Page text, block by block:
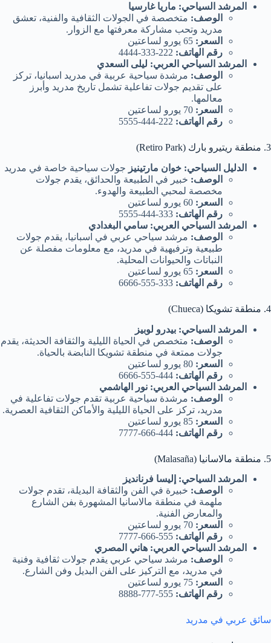
المرشد السياحي: ماريا غارسيا
الوصف: متخصصة في الجولات الثقافية والفنية، تعشق
مدريد وتحب مشاركة معرفتها مع الزوار.
السعر:
رقم الهاتف:
المرشد السياحي العربي: ليلى السعدي
الوصف: مرشدة سياحية عربية في مدريد اسبانيا، تركز
على تقديم جولات تفاعلية تشمل تاريخ مدريد وأبرز
معالمها.
السعر:
رقم الهاتف:
3. منطقة ريتيرو بارك (Retiro Park)
الدليل السياحي: خوان مارتينيز جولات سياحية خاصة في مدريد
الوصف: خبير في الطبيعة والحدائق، يقدم جولات
مخصصة لمحبي الطبيعة والهدوء.
السعر:
رقم الهاتف:
المرشد السياحي العربي: سامي البغدادي
الوصف: مرشد سياحي عربي في اسبانيا، يقدم جولات
طبيعية وترفيهية في مدريد، مع معلومات مفصلة عن
النباتات والحيوانات المحلية.
السعر:
رقم الهاتف:
4. منطقة تشويكا (Chueca)
المرشد السياحي: بيدرو لوبيز
الوصف: متخصص في الحياة الليلية والثقافة الحديثة، يقدم
جولات ممتعة في منطقة تشويكا النابضة بالحياة.
السعر:
رقم الهاتف:
المرشد السياحي العربي: نور الهاشمي
الوصف: مرشدة سياحية عربية تقدم جولات تفاعلية في
مدريد، تركز على الحياة الليلية والأماكن الثقافية العصرية.
السعر:
رقم الهاتف:
5. منطقة مالاسانيا (Malasaña)
المرشد السياحي: إليسا فرنانديز
الوصف: خبيرة في الفن والثقافة البديلة، تقدم جولات
ملهمة في منطقة مالاسانيا المشهورة بفن الشارع
والمعارض الفنية.
السعر:
رقم الهاتف:
المرشد السياحي العربي: هاني المصري
الوصف: مرشد سياحي عربي يقدم جولات ثقافية وفنية
في مدريد، مع التركيز على الفن البديل وفن الشارع.
السعر:
رقم الهاتف:
سائق عربي في مدريد